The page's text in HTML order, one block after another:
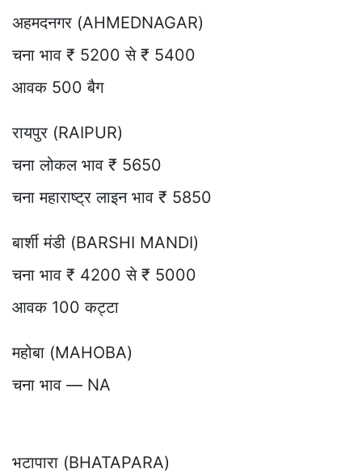
अहमदनगर (AHMEDNAGAR)
चना भाव ₹ 5200 से ₹ 5400
आवक 500 बैग
रायपुर (RAIPUR)
चना लोकल भाव ₹ 5650
चना महाराष्ट्र लाइन भाव ₹ 5850
बार्शी मंडी (BARSHI MANDI)
चना भाव ₹ 4200 से ₹ 5000
आवक 100 कट्टा
महोबा (MAHOBA)
चना भाव — NA
भटापारा (BHATAPARA)